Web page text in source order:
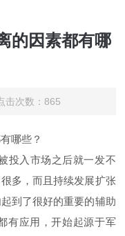
的因素都有哪
次数：865
哪些？
入市场之后就一发不
多，而且持续发展扩张
到了很好的重要的辅助
有应用，开始起源于军